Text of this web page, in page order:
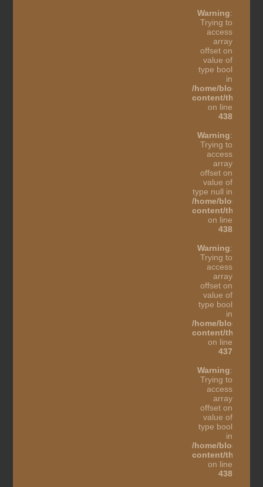
Warning:
Trying to
access
array
offset on
value of
type bool
in
/home/
content/themes/
on line
438
Warning:
Trying to
access
array
offset on
value of
type null in
/home/
content/themes/
on line
438
Warning:
Trying to
access
array
offset on
value of
type bool
in
/home/
content/themes/
on line
437
Warning:
Trying to
access
array
offset on
value of
type bool
in
/home/
content/themes/
on line
438